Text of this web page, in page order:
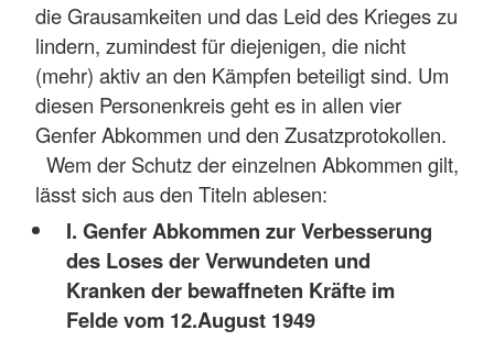
die Grausamkeiten und das Leid des Krieges zu
lindern, zumindest für diejenigen, die nicht
(mehr) aktiv an den Kämpfen beteiligt sind. Um
diesen Personenkreis geht es in allen vier
Genfer Abkommen und den Zusatzprotokollen.
Wem der Schutz der einzelnen Abkommen gilt,
lässt sich aus den Titeln ablesen:
I. Genfer Abkommen zur Verbesserung
des Loses der Verwundeten und
Kranken der bewaffneten Kräfte im
Felde vom 12.August 1949